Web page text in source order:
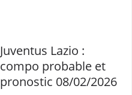
Juventus Lazio :
compo probable et
pronostic 08/02/2026